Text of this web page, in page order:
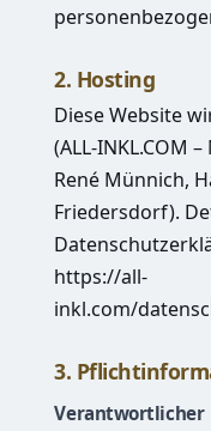
2. Hosting
Diese Website
(ALL-INKL.COM
René Münnich,
Friedersdorf).
https://all-
inkl.com/
3.
Verantwortlicher